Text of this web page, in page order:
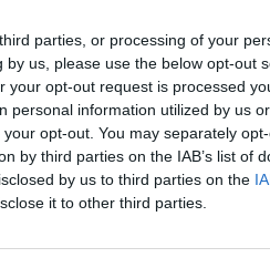
parties, or processing of your
us, please use the below opt-out
your opt-out request is processed
personal information utilized by us
opt-out. You may separately
by third parties on the IAB’s list of
by us to third parties on the
it to other third parties.
davon profitieren.
1 Monat dabei sein bei der